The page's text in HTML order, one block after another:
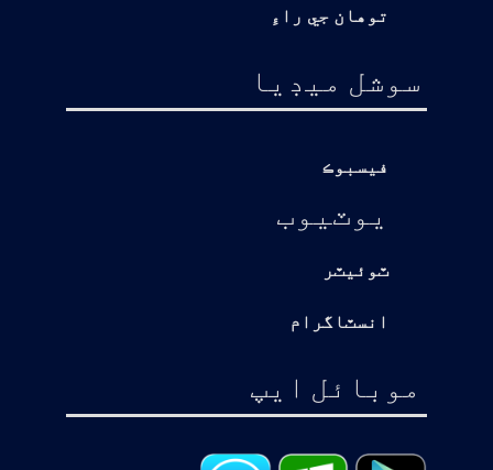
توهان جي راءِ
سوشل ميڊيا
فيسبوڪ
يوٽيوب
ٽوئيٽر
انسٽاگرام
موبائل ايپ